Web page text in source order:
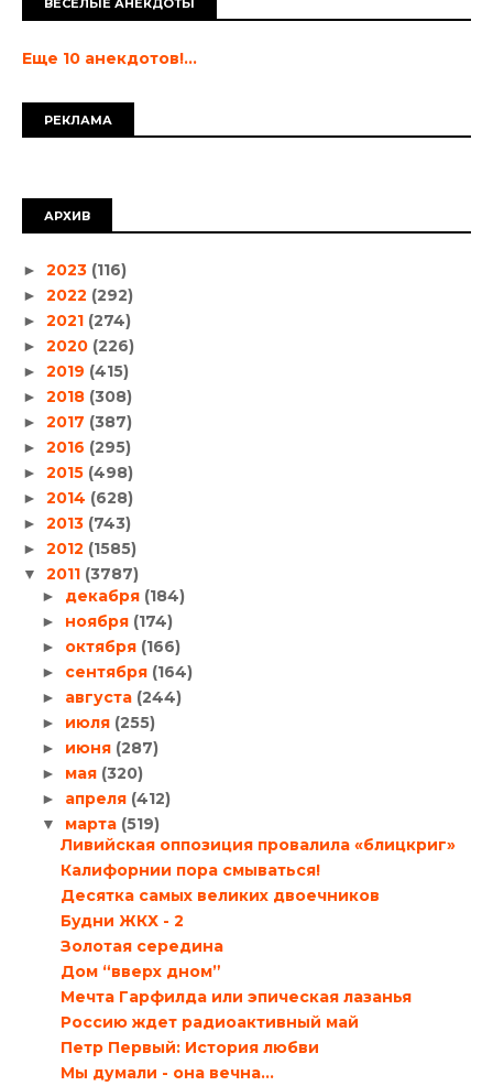
ВЕСЕЛЫЕ АНЕКДОТЫ
Еще 10 анекдотов!...
РЕКЛАМА
АРХИВ
► 2023 (116)
► 2022 (292)
► 2021 (274)
► 2020 (226)
► 2019 (415)
► 2018 (308)
► 2017 (387)
► 2016 (295)
► 2015 (498)
► 2014 (628)
► 2013 (743)
► 2012 (1585)
▼ 2011 (3787)
► декабря (184)
► ноября (174)
► октября (166)
► сентября (164)
► августа (244)
► июля (255)
► июня (287)
► мая (320)
► апреля (412)
▼ марта (519)
Ливийская оппозиция провалила «блицкриг»
Калифорнии пора смываться!
Десятка самых великих двоечников
Будни ЖКХ - 2
Золотая середина
Дом “вверх дном”
Мечта Гарфилда или эпическая лазанья
Россию ждет радиоактивный май
Петр Первый: История любви
Мы думали - она вечна...